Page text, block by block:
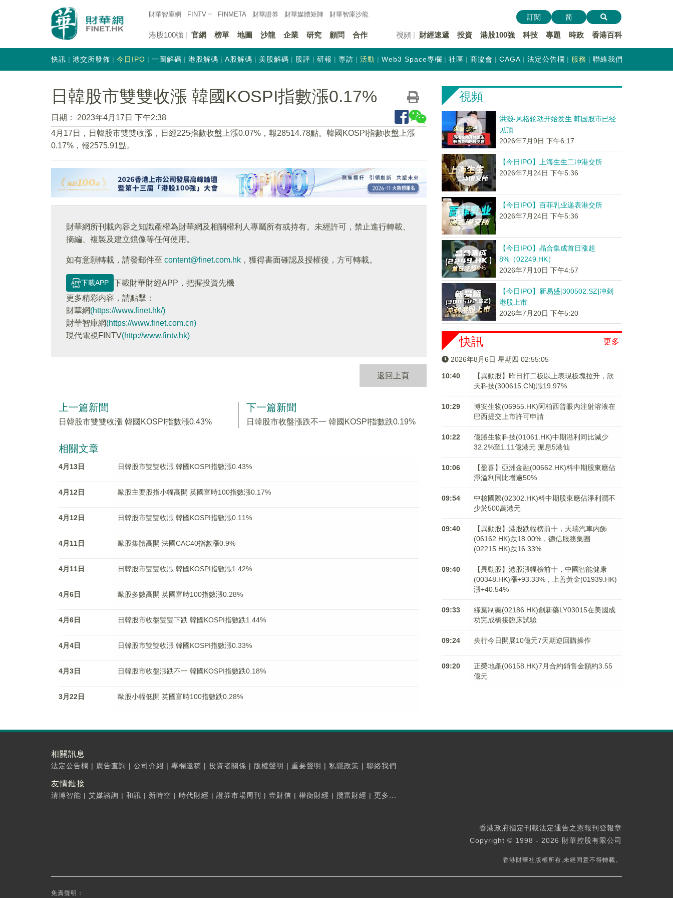
財華智庫網 FINTV FINMETA 財華證券 財華媒體矩陣 財華智庫沙龍
港股100強 官網 榜單 地圖 沙龍 企業 研究 顧問 合作 視頻 財經速遞 投資 港股100強 科技 專題 時政 香港百科
訂閱 简
快訊 港交所發佈 今日IPO 一圖解碼 港股解碼 A股解碼 美股解碼 股評 研報 專訪 活動 Web3 Space專欄 社區 商協會 CAGA 法定公告欄 服務 聯絡我們
日韓股市雙雙收漲 韓國KOSPI指數漲0.17%
日期：
2023年4月17日 下午2:38
4月17日，日韓股市雙雙收漲，日經225指數收盤上漲0.07%，報28514.78點。韓國KOSPI指數收盤上漲
0.17%，報2575.91點。
財華網所刊載內容之知識產權為財華網及相關權利人專屬所有或持有。未經許可，禁止進行轉載、
摘編、複製及建立鏡像等任何使用。
如有意願轉載，請發郵件至 content@finet.com.hk ，獲得書面確認及授權後，方可轉載。
下載APP
下載財華財經APP，把握投資先機
更多精彩内容，請點擊：
財華網(https://www.finet.hk/)
財華智庫網(https://www.finet.com.cn)
現代電視FINTV(http://www.fintv.hk)
返回上頁
上一篇新聞
日韓股市雙雙收漲 韓國KOSPI指數漲0.43%
下一篇新聞
日韓股市收盤漲跌不一 韓國KOSPI指數跌0.19%
相關文章
4月13日 日韓股市雙雙收漲 韓國KOSPI指數漲0.43%
4月12日 歐股主要股指小幅高開 英國富時100指數漲0.17%
4月12日 日韓股市雙雙收漲 韓國KOSPI指數漲0.11%
4月11日 歐股集體高開 法國CAC40指數漲0.9%
4月11日 日韓股市雙雙收漲 韓國KOSPI指數漲1.42%
4月6日 歐股多數高開 英國富時100指數漲0.28%
4月6日 日韓股市收盤雙雙下跌 韓國KOSPI指數跌1.44%
4月4日 日韓股市雙雙收漲 韓國KOSPI指數漲0.33%
4月3日 日韓股市收盤漲跌不一 韓國KOSPI指數跌0.18%
3月22日 歐股小幅低開 英國富時100指數跌0.28%
視頻
洪灏-风格轮动开始发生 韩国股市已经
见顶
2026年7月9日 下午6:17
【今日IPO】上海生生二冲港交所
2026年7月24日 下午5:36
【今日IPO】百菲乳业递表港交所
2026年7月24日 下午5:36
【今日IPO】晶合集成首日涨超
8%（02249.HK）
2026年7月10日 下午4:57
【今日IPO】新易盛[300502.SZ]冲刺
港股上市
2026年7月20日 下午5:20
更多
快訊
2026年8月6日 星期四 02:55:06
10:40
【異動股】昨日打二板以上表現板塊拉升，欣
天科技(300615.CN)漲19.97%
10:29
博安生物(06955.HK)阿柏西普眼內注射溶液在
巴西提交上市許可申請
10:22
億勝生物科技(01061.HK)中期溢利同比減少
32.2%至1.11億港元 派息5港仙
10:06
【盈喜】亞洲金融(00662.HK)料中期股東應佔
淨溢利同比增逾50%
09:54
中核國際(02302.HK)料中期股東應佔淨利潤不
少於500萬港元
09:40
【異動股】港股跌幅榜前十，天瑞汽車内飾
(06162.HK)跌18.00%，德信服務集團
(02215.HK)跌16.33%
09:40
【異動股】港股漲幅榜前十，中國智能健康
(00348.HK)漲+93.33%，上善黃金(01939.HK)
漲+40.54%
09:33
綠葉制藥(02186.HK)創新藥LY03015在美國成
功完成橋接臨床試驗
09:24 央行今日開展10億元7天期逆回購操作
09:20
正榮地產(06158.HK)7月合約銷售金額約3.55
億元
相關訊息
法定公告欄 | 廣告查詢 | 公司介紹 | 專欄邀稿 | 投資者關係 | 版權聲明 | 重要聲明 | 私隱政策 | 聯絡我們
友情鏈接
清博智能 | 艾媒諮詢 | 和訊 | 新時空 | 時代財經 | 證券市場周刊 | 壹財信 | 權衡財經 | 攬富財經 | 更多...
香港政府指定刊載法定通告之憲報刊登報章
Copyright © 1998 - 2026 財華控股有限公司
香港財華社版權所有,未經同意不得轉載。
免責聲明：